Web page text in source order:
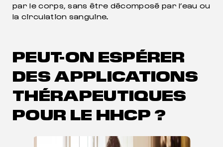
par le corps, sans être décomposé par l’eau ou
la circulation sanguine.
PEUT-ON ESPÉRER
DES APPLICATIONS
THÉRAPEUTIQUES
POUR LE HHCP ?